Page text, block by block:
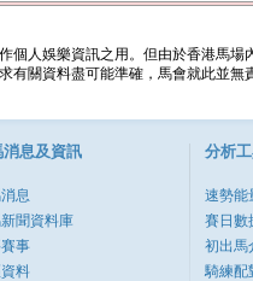
個人娛樂資訊之用。但由於香港馬
有關資料盡可能準確，馬會就此並
消息及資訊
息
聞資料庫
事
料
分析
速勢能
賽日數
初出馬
騎練配